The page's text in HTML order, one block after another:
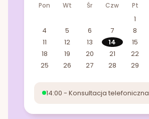
Pon Wt Śr Czw Pt
1
4
5 6 7 8
11
12 13 14 15
18
19 20 21 22
25
26 27 28 29
14:00 - Konsultacja telefoniczna